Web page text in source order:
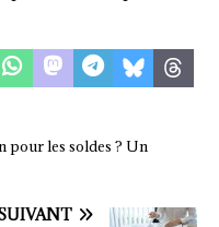
pour les soldes ? Un